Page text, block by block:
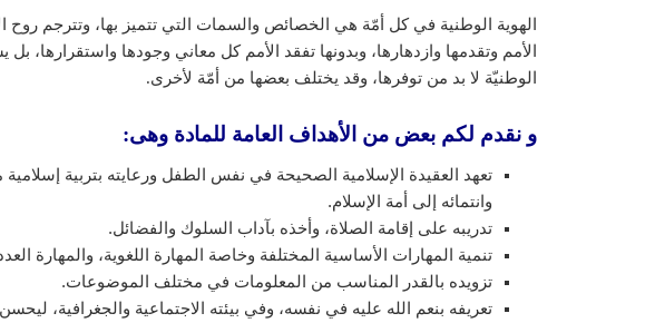
الهوية الوطنية في كل أمّة هي الخصائص والسمات التي تتميز بها، وتترجم روح
الأمم وتقدمها وازدهارها، وبدونها تفقد الأمم كل معاني وجودها
الوطنيّة لا بد من توفرها، وقد يختلف بعضها من أمّة لأخرى.
و نقدم لكم بعض من الأهداف العامة للمادة وهى:
تعهد العقيدة الإسلامية الصحيحة في نفس الطفل ورعايته بتربية
وانتمائه إلى أمة الإسلام.
تدريبه على إقامة الصلاة، وأخذه بآداب السلوك والفضائل.
تنمية المهارات الأساسية المختلفة وخاصة المهارة اللغوية، والمهارة
تزويده بالقدر المناسب من المعلومات في مختلف الموضوعات.
تعريفه بنعم الله عليه في نفسه، وفي بيئته الاجتماعية والجغرافية،